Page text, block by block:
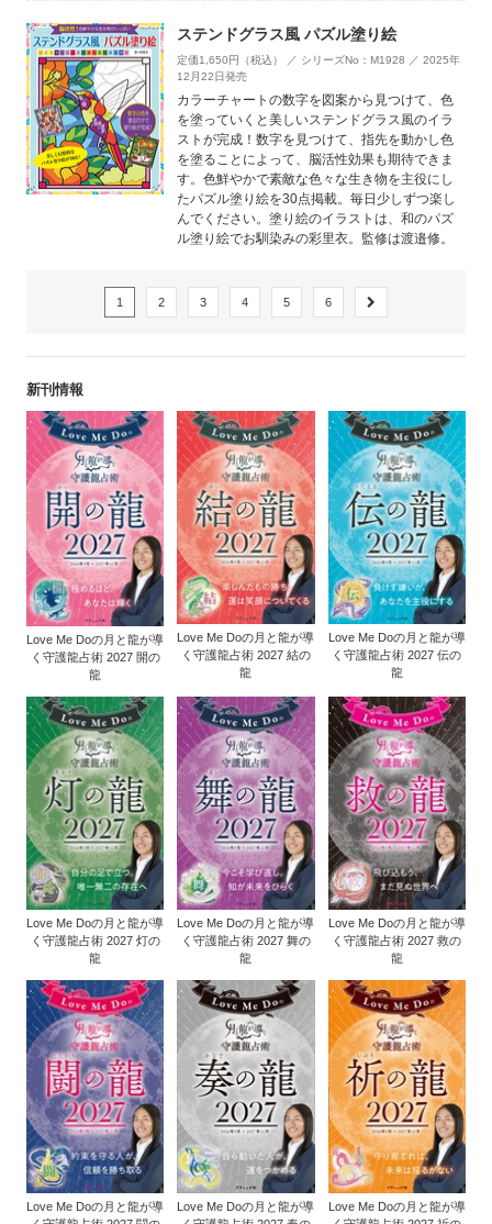
ステンドグラス風 パズル塗り絵
定価1,650円（税込） ／ シリーズNo：M1928 ／ 2025年
12月22日発売
カラーチャートの数字を図案から見つけて、色
を塗っていくと美しいステンドグラス風のイラ
ストが完成！数字を見つけて、指先を動かし色
を塗ることによって、脳活性効果も期待できま
す。色鮮やかで素敵な色々な生き物を主役にし
たパズル塗り絵を30点掲載。毎日少しずつ楽し
んでください。塗り絵のイラストは、和のパズ
ル塗り絵でお馴染みの彩里衣。監修は渡邉修。
1 2 3 4 5 6
新刊情報
Love Me Doの月と龍が導
く守護龍占術 2027 開の
龍
Love Me Doの月と龍が導
く守護龍占術 2027 結の
龍
Love Me Doの月と龍が導
く守護龍占術 2027 伝の
龍
Love Me Doの月と龍が導
く守護龍占術 2027 灯の
龍
Love Me Doの月と龍が導
く守護龍占術 2027 舞の
龍
Love Me Doの月と龍が導
く守護龍占術 2027 救の
龍
Love Me Doの月と龍が導
Love Me Doの月と龍が導
Love Me Doの月と龍が導